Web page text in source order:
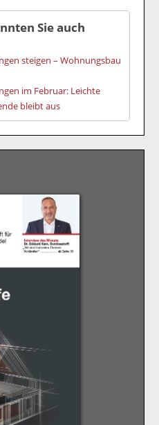
Sie auch
steigen – Wohnungsbau
im Februar: Leichte
bleibt aus